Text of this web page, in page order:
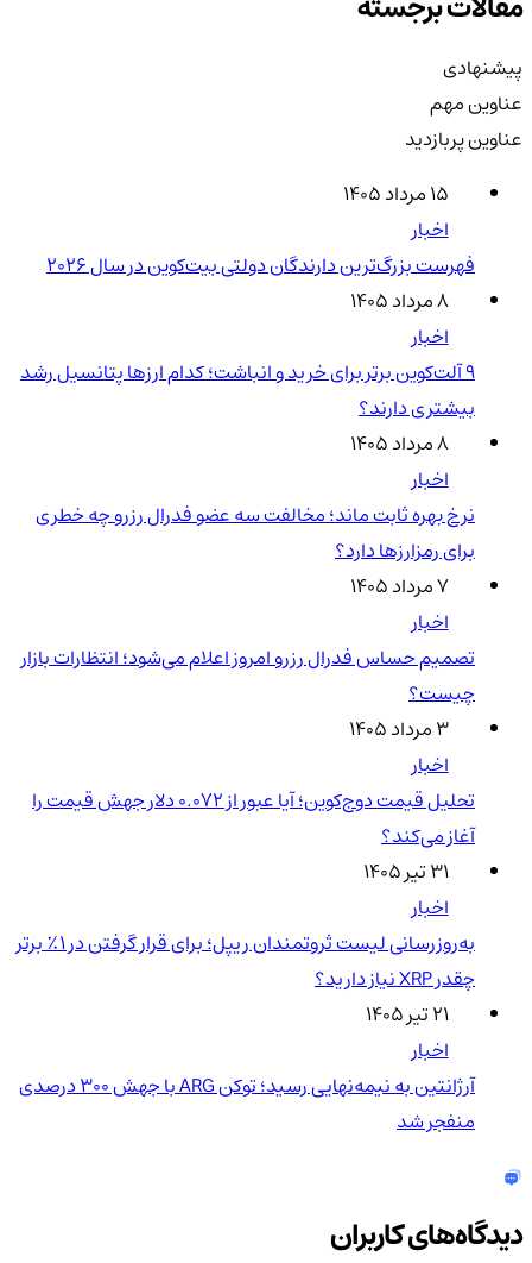
پیشنهادی
عناوین مهم
عناوین پربازدید
۱۵ مرداد ۱۴۰۵
اخبار
فهرست بزرگ‌ترین دارندگان دولتی بیت‌کوین در سال 2026
۸ مرداد ۱۴۰۵
اخبار
۹ آلت‌کوین برتر برای خرید و انباشت؛ کدام ارزها پتانسیل رشد
بیشتری دارند؟
۸ مرداد ۱۴۰۵
اخبار
نرخ بهره ثابت ماند؛ مخالفت سه عضو فدرال رزرو چه خطری
برای رمزارزها دارد؟
۷ مرداد ۱۴۰۵
اخبار
تصمیم حساس فدرال رزرو امروز اعلام می‌شود؛ انتظارات بازار
چیست؟
۳ مرداد ۱۴۰۵
اخبار
تحلیل قیمت دوج‌کوین؛ آیا عبور از ۰.۰۷۲ دلار جهش قیمت را
آغاز می‌کند؟
۳۱ تیر ۱۴۰۵
اخبار
به‌روزرسانی لیست ثروتمندان ریپل؛ برای قرار گرفتن در ۱٪ برتر
چقدر XRP نیاز دارید؟
۲۱ تیر ۱۴۰۵
اخبار
آرژانتین به نیمه‌نهایی رسید؛ توکن ARG با جهش ۳۰۰ درصدی
منفجر شد
دیدگاه‌های کاربران